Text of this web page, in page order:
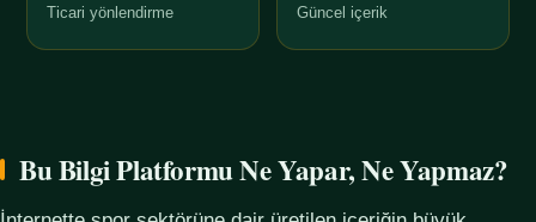
Ticari yönlendirme Güncel içerik
Bu Bilgi Platformu Ne Yapar, Ne Yapmaz?